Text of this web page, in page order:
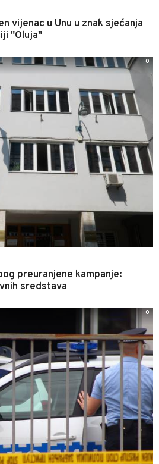
vijenac u Unu u znak sjećanja
"Oluja"
preuranjene kampanje:
sredstava
0
0